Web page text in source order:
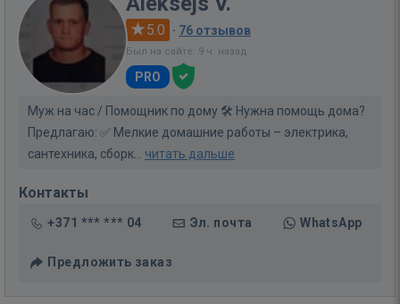
5.0 · 76 отзывов
Был на сайте: 9 ч. назад
PRO
Муж на час / Помощник по дому 🛠 Нужна помощь дома?
Предлагаю: ✅ Мелкие домашние работы – электрика,
сантехника, сборк... читать дальше
Контакты
+371 *** *** 04 Эл. почта WhatsApp
Предложить заказ